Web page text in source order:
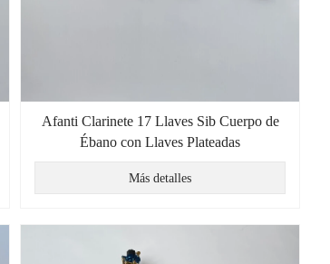
Afanti Clarinete 17 Llaves Sib Cuerpo de
Ébano con Llaves Plateadas
Más detalles